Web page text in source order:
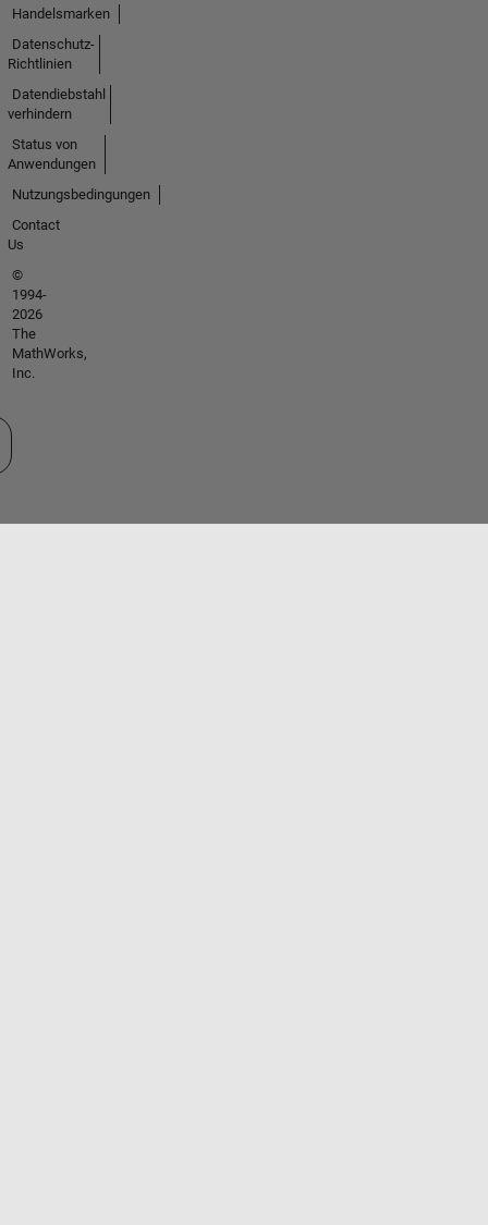
Handelsmarken
Datenschutz-
Richtlinien
Datendiebstahl
verhindern
Status von
Anwendungen
Nutzungsbedingungen
Contact
Us
©
1994-
2026
The
MathWorks,
Inc.